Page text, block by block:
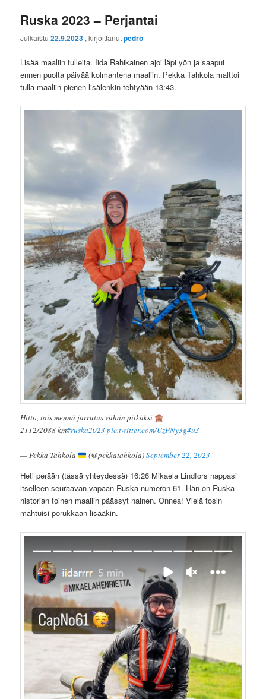
Ruska 2023 – Perjantai
Julkaistu22.9.2023 , kirjoittanutpedro
Lisää maaliin tulleita. Iida Rahikainen ajoi läpi yön ja saapui
ennen puolta päivää kolmantena maaliin. Pekka Tahkola malttoi
tulla maaliin pienen lisälenkin tehtyään 13:43.
Hitto, tais mennä jarrutus vähän pitkäksi
2112/2088 km#ruska2023 pic.twitter.com/UzPNy3g4u3
— Pekka Tahkola (@pekkatahkola)September 22, 2023
Heti perään (tässä yhteydessä) 16:26 Mikaela Lindfors nappasi
itselleen seuraavan vapaan Ruska-numeron 61. Hän on Ruska-
historian toinen maaliin päässyt nainen. Onnea! Vielä tosin
mahtuisi porukkaan lisääkin.